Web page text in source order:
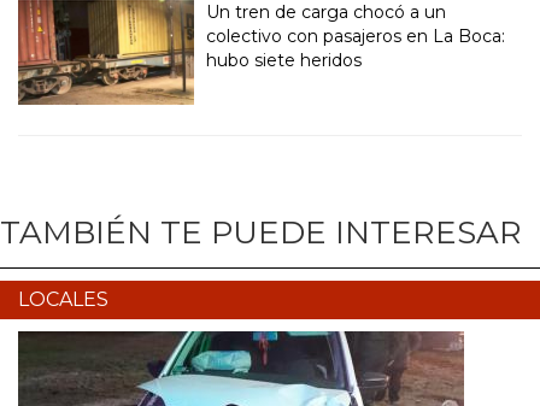
Un tren de carga chocó a un
colectivo con pasajeros en La Boca:
hubo siete heridos
TAMBIÉN TE PUEDE INTERESAR
LOCALES